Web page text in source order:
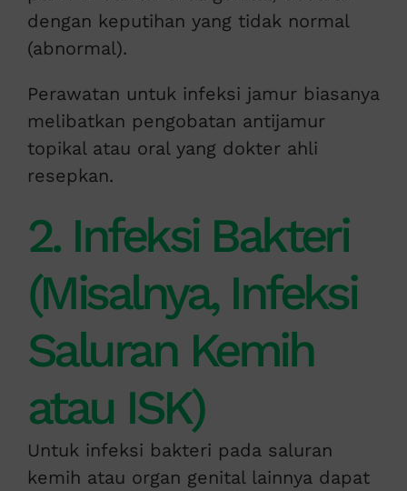
dengan keputihan yang tidak normal
(abnormal).
Perawatan untuk infeksi jamur biasanya
melibatkan pengobatan antijamur
topikal atau oral yang dokter ahli
resepkan.
2. Infeksi Bakteri
(Misalnya, Infeksi
Saluran Kemih
atau ISK)
Untuk infeksi bakteri pada saluran
kemih atau organ genital lainnya dapat